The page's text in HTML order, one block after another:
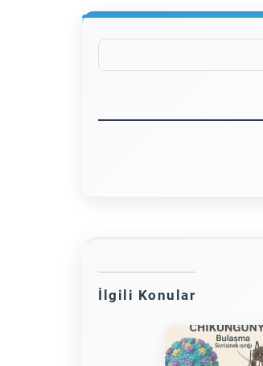
İlgili Konular